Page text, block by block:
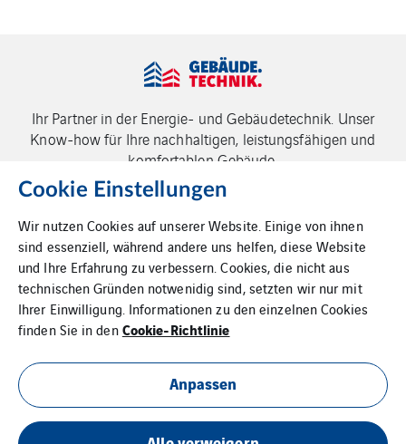
Ihr Partner in der Energie- und Gebäudetechnik. Unser
Know-how für Ihre nachhaltigen, leistungsfähigen und
komfortablen Gebäude.
Impressum
Cookies
Cookie Einstellungen
Wir nutzen Cookies auf unserer Website. Einige von ihnen
sind essenziell, während andere uns helfen, diese Website
und Ihre Erfahrung zu verbessern. Cookies, die nicht aus
technischen Gründen notwenidig sind, setzten wir nur mit
Ihrer Einwilligung. Informationen zu den einzelnen Cookies
finden Sie in denCookie-Richtlinie
Anpassen